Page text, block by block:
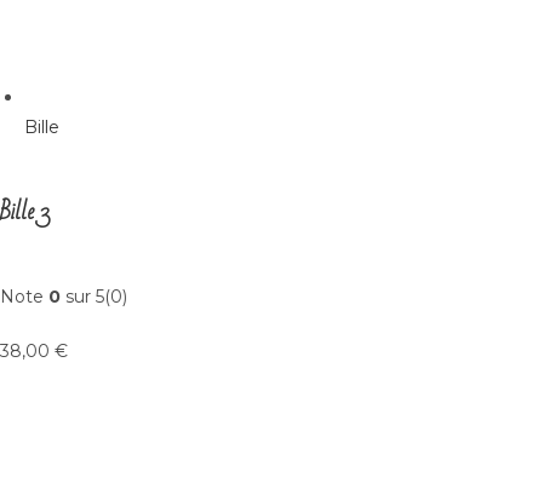
Bille
Bille 3
Note 0 sur 5(0)
38,00 €